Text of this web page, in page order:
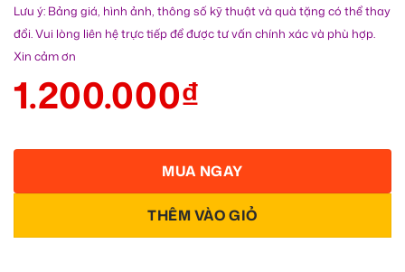
Lưu ý: Bảng giá, hình ảnh, thông số kỹ thuật và quà tặng có thể thay
đổi. Vui lòng liên hệ trực tiếp để được tư vấn chính xác và phù hợp.
Xin cảm ơn
1.200.000₫
THÊM VÀO GIỎ
MUA NGAY